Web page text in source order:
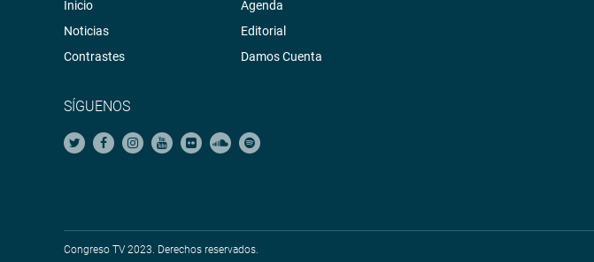
Inicio
Noticias
Contrastes
Agenda
Editorial
Damos Cuenta
SÍGUENOS
Congreso TV 2023. Derechos reservados.